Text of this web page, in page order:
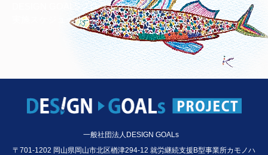
DESIGN GOALSプロジェクトの
実施スケジュール
一般社団法人DESIGN GOALs
〒701-1202 岡山県岡山市北区楢津294-12 就労継続支援B型事業所カモノハ